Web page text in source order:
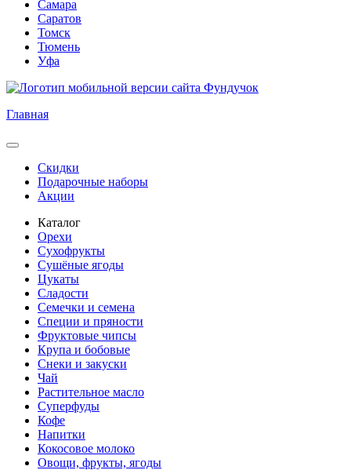
Самара
Саратов
Томск
Тюмень
Уфа
Главная
Скидки
Подарочные наборы
Акции
Каталог
Орехи
Сухофрукты
Сушёные ягоды
Цукаты
Сладости
Семечки и семена
Специи и пряности
Фруктовые чипсы
Крупа и бобовые
Снеки и закуски
Чай
Растительное масло
Суперфуды
Кофе
Напитки
Кокосовое молоко
Овощи, фрукты, ягоды